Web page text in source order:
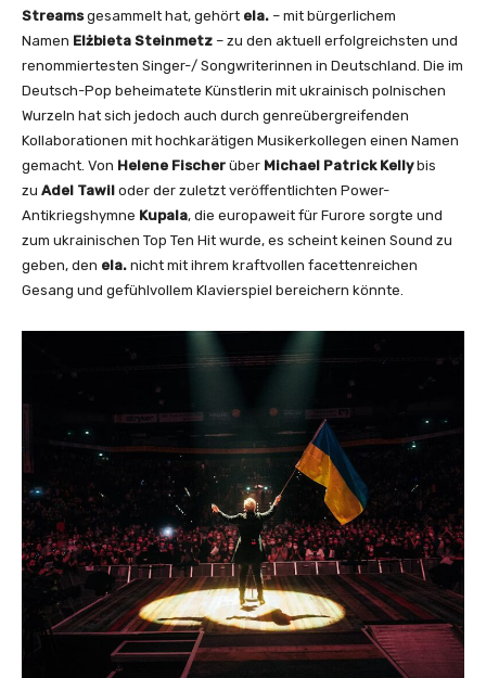
Streamsgesammelt hat, gehört ela. – mit bürgerlichem
Namen Elżbieta Steinmetz – zu den aktuell erfolgreichsten und
renommiertesten Singer-/ Songwriterinnen in Deutschland. Die im
Deutsch-Pop beheimatete Künstlerin mit ukrainisch polnischen
Wurzeln hat sich jedoch auch durch genreübergreifenden
Kollaborationen mit hochkarätigen Musikerkollegen einen Namen
gemacht. Von Helene Fischer über Michael Patrick Kellybis
zu Adel Tawil oder der zuletzt veröffentlichten Power-
Antikriegshymne Kupala, die europaweit für Furore sorgte und
zum ukrainischen Top Ten Hit wurde, es scheint keinen Sound zu
geben, den ela. nicht mit ihrem kraftvollen facettenreichen
Gesang und gefühlvollem Klavierspiel bereichern könnte.